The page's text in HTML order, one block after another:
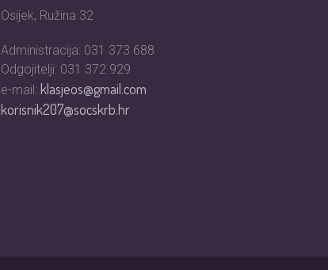
Osijek, Ružina 32
Administracija: 031 373 688
Odgojitelji: 031 372 929
e-mail: klasjeos@gmail.com
korisnik207@socskrb.hr